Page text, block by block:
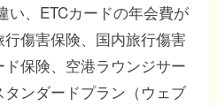
い、ETCカードの年会費が
傷害保険、国内旅行傷害
保険、空港ラウンジサー
タンダードプラン（ウェブ